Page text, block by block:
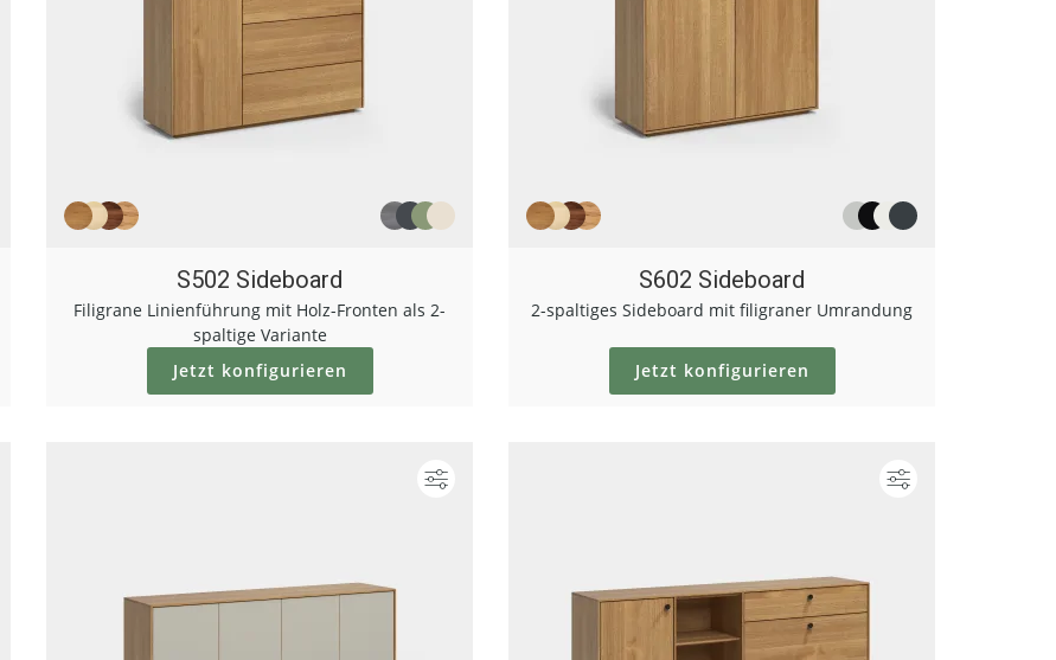
S502 Sideboard
Filigrane Linienführung mit Holz-Fronten als 2-
spaltige Variante
Jetzt konfigurieren
S602 Sideboard
2-spaltiges Sideboard mit filigraner Umrandung
Jetzt konfigurieren